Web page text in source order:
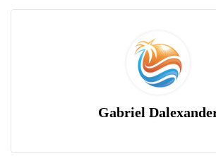
Gabriel